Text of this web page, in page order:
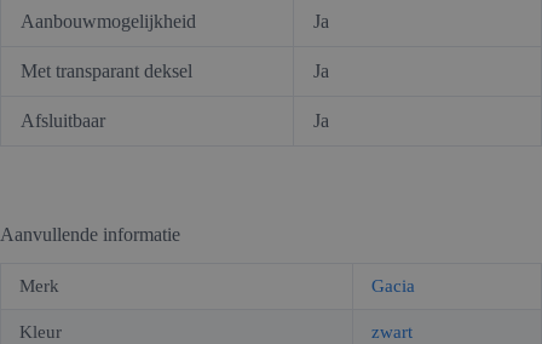
Aanbouwmogelijkheid Ja
Met transparant deksel Ja
Afsluitbaar Ja
Aanvullende informatie
Merk Gacia
Kleur zwart